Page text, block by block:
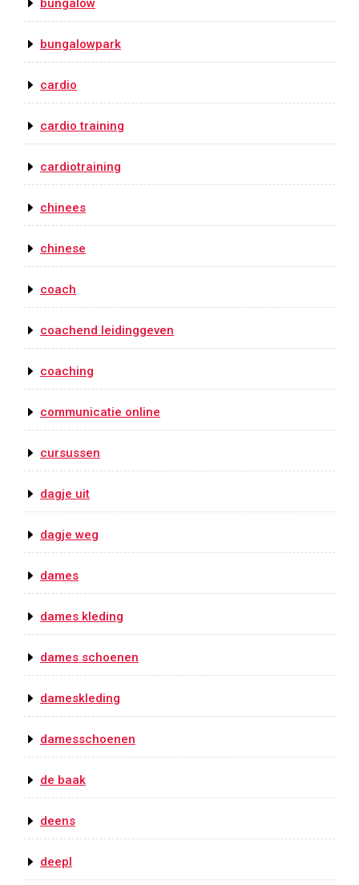
bungalow
bungalowpark
cardio
cardio training
cardiotraining
chinees
chinese
coach
coachend leidinggeven
coaching
communicatie online
cursussen
dagje uit
dagje weg
dames
dames kleding
dames schoenen
dameskleding
damesschoenen
de baak
deens
deepl